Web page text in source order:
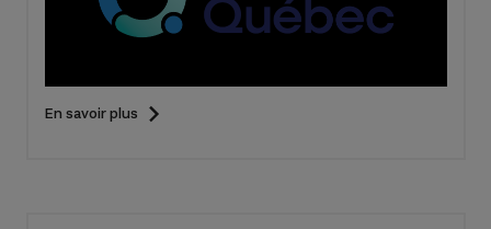
En savoir plus